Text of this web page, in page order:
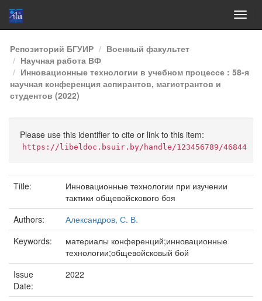
Skip
navigation
Репозиторий БГУИР
Военный факультет
Научная работа ВФ
Инновационные технологии в учебном процессе : 58-я
научная конференция аспирантов, магистрантов и
студентов (2022)
Please use this identifier to cite or link to this item:
https://libeldoc.bsuir.by/handle/123456789/46844
Title:
Инновационные технологии при изучении
тактики общевойскового боя
Authors:
Александров, С. В.
Keywords:
материалы конференций;инновационные
технологии;общевойсковый бой
Issue
Date:
2022